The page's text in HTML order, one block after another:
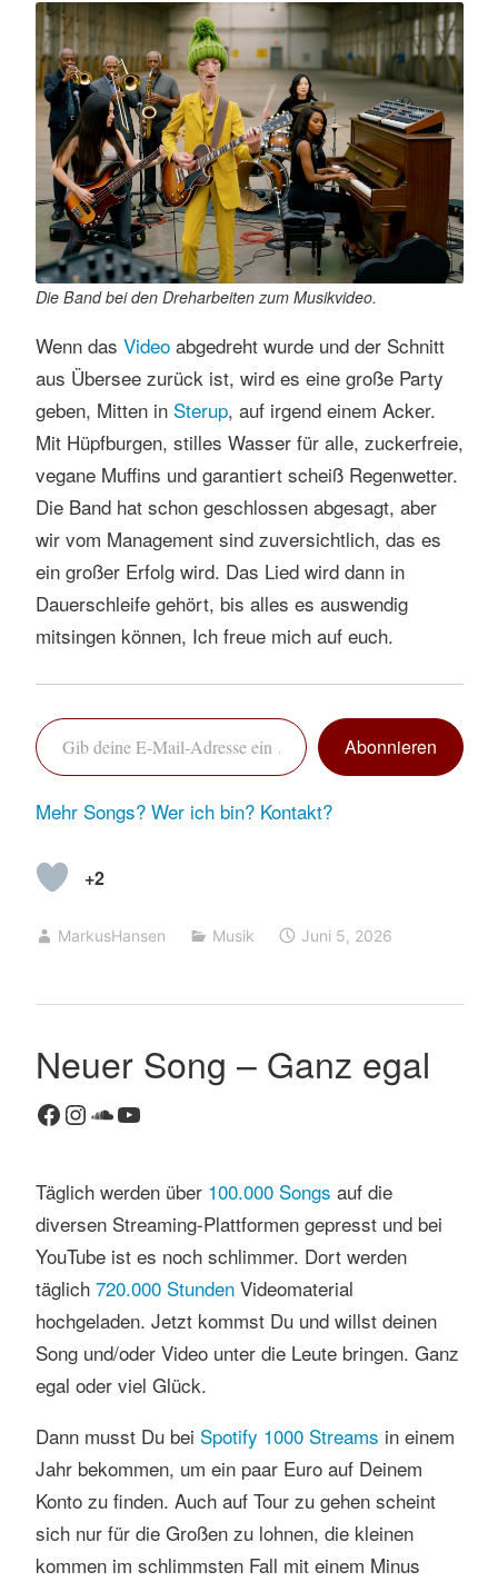
Die Band bei den Dreharbeiten zum Musikvideo.
Wenn das Videoabgedreht wurde und der Schnitt
aus Übersee zurück ist, wird es eine große Party
geben, Mitten in Sterup, auf irgend einem Acker.
Mit Hüpfburgen, stilles Wasser für alle, zuckerfreie,
vegane Muffins und garantiert scheiß Regenwetter.
Die Band hat schon geschlossen abgesagt, aber
wir vom Management sind zuversichtlich, das es
ein großer Erfolg wird. Das Lied wird dann in
Dauerschleife gehört, bis alles es auswendig
mitsingen können, Ich freue mich auf euch.
Gib deine E-Mail-Adresse ein …
Abonnieren
Mehr Songs? Wer ich bin? Kontakt?
+2
MarkusHansen Musik Juni 5, 2026
Neuer Song – Ganz egal
Facebook
Instagram
SoundCloud
YouTube
Täglich werden über 100.000 Songs auf die
diversen Streaming-Plattformen gepresst und bei
YouTube ist es noch schlimmer. Dort werden
täglich 720.000 StundenVideomaterial
hochgeladen. Jetzt kommst Du und willst deinen
Song und/oder Video unter die Leute bringen. Ganz
egal oder viel Glück.
Dann musst Du bei Spotify 1000 Streams in einem
Jahr bekommen, um ein paar Euro auf Deinem
Konto zu finden. Auch auf Tour zu gehen scheint
sich nur für die Großen zu lohnen, die kleinen
kommen im schlimmsten Fall mit einem Minus
K
e
t
a
r